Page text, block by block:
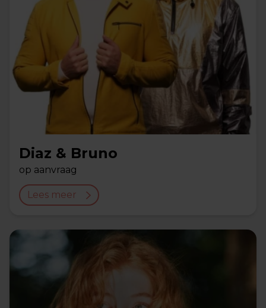
Diaz & Bruno
op aanvraag
Lees meer